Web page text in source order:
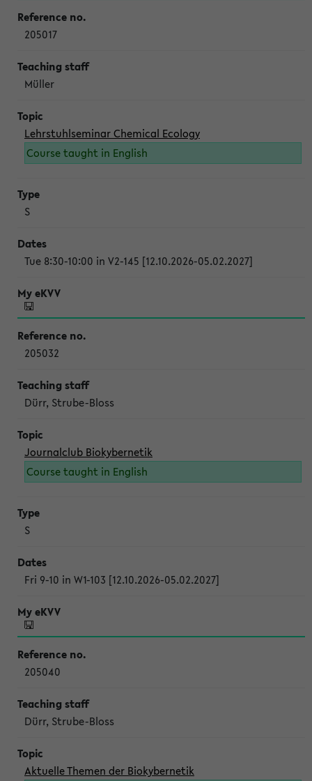
205017
Müller
Lehrstuhlseminar Chemical Ecology
Course taught in English
S
Tue 8:30-10:00 in V2-145 [12.10.2026-05.02.2027]
205032
Dürr, Strube-Bloss
Journalclub Biokybernetik
Course taught in English
S
Fri 9-10 in W1-103 [12.10.2026-05.02.2027]
205040
Dürr, Strube-Bloss
Aktuelle Themen der Biokybernetik